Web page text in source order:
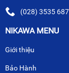
(028) 3535
NIKAWA MENU
Giới thiệu
Bảo Hành